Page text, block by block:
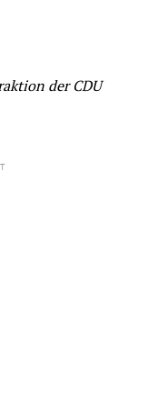
der CDU